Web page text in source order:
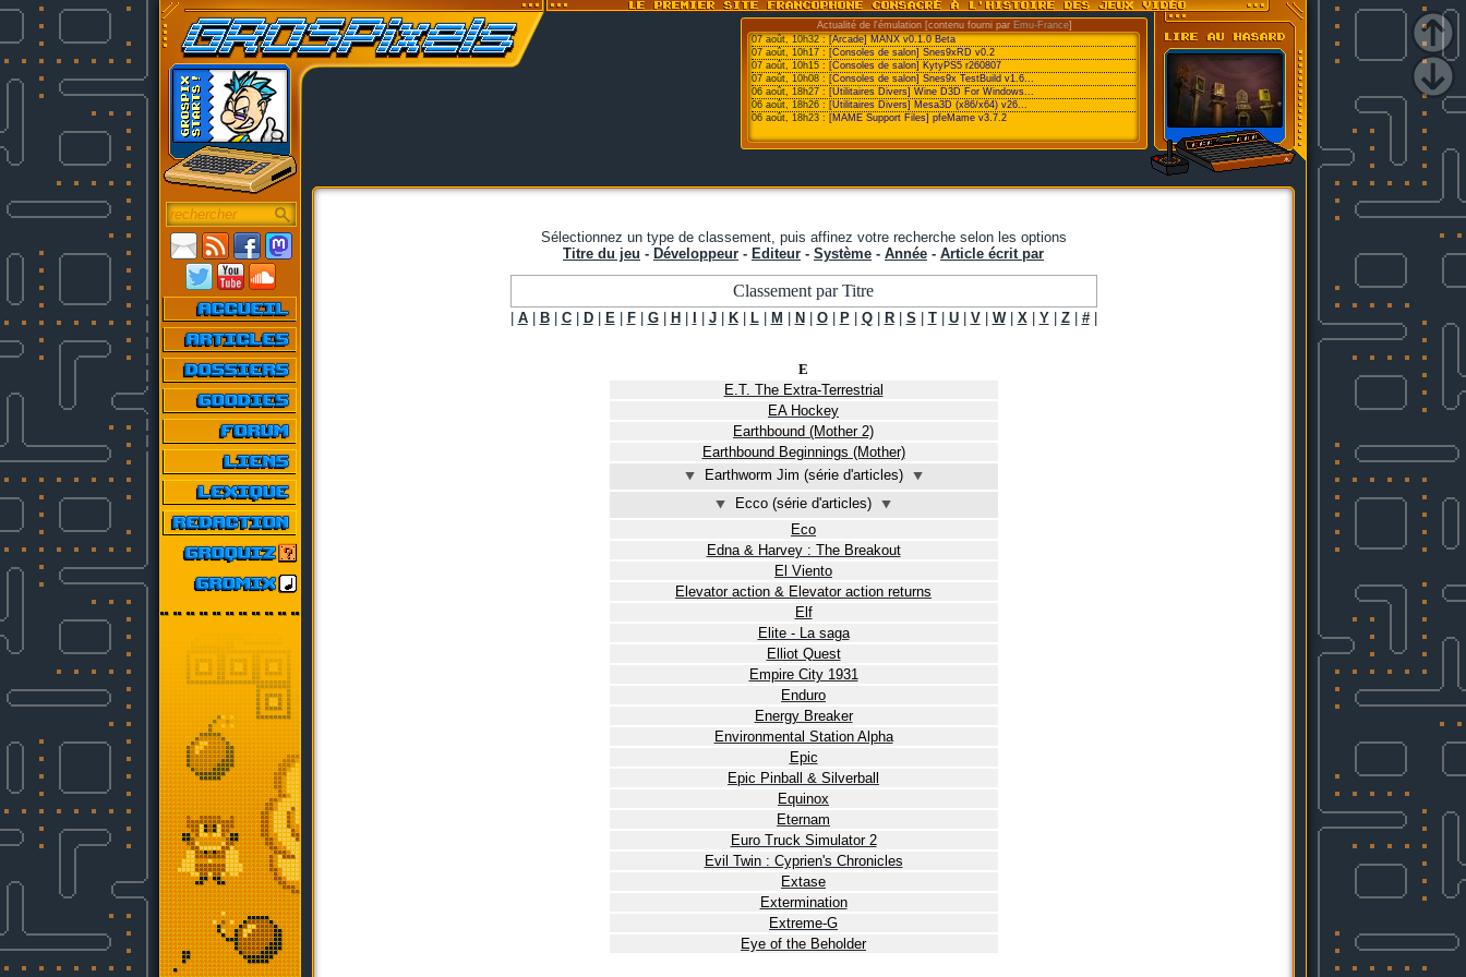
Actualité de l'émulation [contenu fourni par Emu-France]
07 août, 10h32 :[Arcade] MANX v0.1.0 Beta
07 août, 10h17 : [Consoles de salon] Snes9xRD v0.2
07 août, 10h15 : [Consoles de salon] KytyPS5 r260807
07 août, 10h08 : [Consoles de salon] Snes9x TestBuild v1.6...
06 août, 18h27 : [Utilitaires Divers] Wine D3D For Windows...
06 août, 18h26 : [Utilitaires Divers] Mesa3D (x86/x64) v26...
06 août, 18h23 : [MAME Support Files] pfeMame v3.7.2
Sélectionnez un type de classement, puis affinez votre recherche selon les options
Titre du jeu - Développeur - Editeur - Système - Année - Article écrit par
Classement par Titre
A| B| C| D| E| F| G| H J| K| L| M N O| P| Q| R| S T| U| V| W| X| Y| Z| #|
E
E.T. The Extra-Terrestrial
EA Hockey
Earthbound (Mother 2)
Earthbound Beginnings (Mother)
⯆
Earthworm Jim (série d'articles)⯆
⯆
Ecco (série d'articles) ⯆
Eco
Edna & Harvey : The Breakout
El Viento
Elevator action & Elevator action returns
Elf
Elite - La saga
Elliot Quest
Empire City 1931
Enduro
Energy Breaker
Environmental Station Alpha
Epic
Epic Pinball & Silverball
Equinox
Eternam
Euro Truck Simulator 2
Evil Twin : Cyprien's Chronicles
Extase
Extermination
Extreme-G
Eye of the Beholder